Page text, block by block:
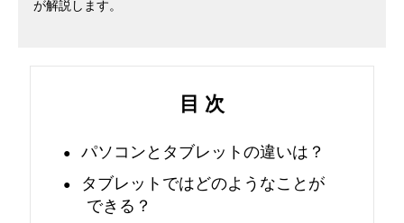
が解説します。
目 次
パソコンとタブレットの違いは？
タブレットではどのようなことが
できる？